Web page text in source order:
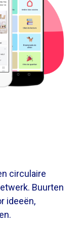
circulaire
Buurten
ideeën,